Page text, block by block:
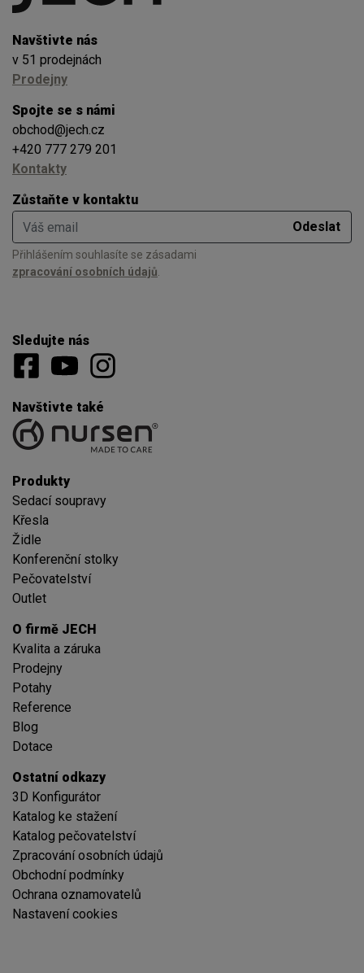
Navštivte nás
v 51 prodejnách
Prodejny
Spojte se s námi
obchod@jech.cz
+420 777 279 201
Kontakty
Zůstaňte v kontaktu
Váš email
Odeslat
Přihlášením souhlasíte se zásadami
zpracování osobních údajů.
Sledujte nás
Navštivte také
Produkty
Sedací soupravy
Křesla
Židle
Konferenční stolky
Pečovatelství
Outlet
O firmě JECH
Kvalita a záruka
Prodejny
Potahy
Reference
Blog
Dotace
Ostatní odkazy
3D Konfigurátor
Katalog ke stažení
Katalog pečovatelství
Zpracování osobních údajů
Obchodní podmínky
Ochrana oznamovatelů
Nastavení cookies